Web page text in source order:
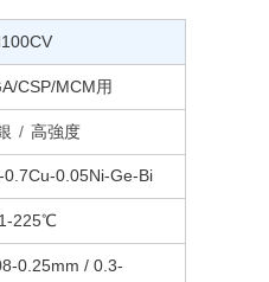
CSP/MCM用
高強度
0.7Cu-0.05Ni-Ge-Bi
225℃
0.25mm / 0.3-